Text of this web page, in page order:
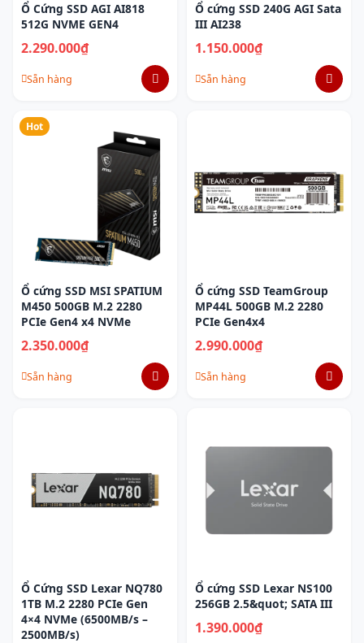
Ổ Cứng SSD AGI AI818
512G NVME GEN4
2.290.000₫
Sẵn hàng
Ổ cứng SSD 240G AGI Sata
III AI238
1.150.000₫
Sẵn hàng
Hot
Ổ cứng SSD MSI SPATIUM
M450 500GB M.2 2280
PCIe Gen4 x4 NVMe
2.350.000₫
Sẵn hàng
Ổ cứng SSD TeamGroup
MP44L 500GB M.2 2280
PCIe Gen4x4
2.990.000₫
Sẵn hàng
Ổ Cứng SSD Lexar NQ780
1TB M.2 2280 PCIe Gen
4×4 NVMe (6500MB/s –
2500MB/s)
Ổ cứng SSD Lexar NS100
256GB 2.5&quot; SATA III
1.390.000₫